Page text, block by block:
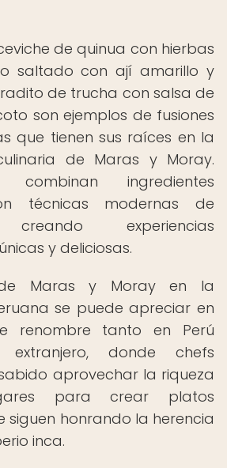
de quinua con hierbas
saltado con ají amarillo y
de trucha con salsa de
son ejemplos de fusiones
que tienen sus raíces en la
de Maras y Moray.
ingredientes
técnicas modernas de
creando experiencias
y deliciosas.
Maras y Moray en la
se puede apreciar en
renombre tanto en Perú
donde chefs
aprovechar la riqueza
para crear platos
siguen honrando la herencia
inca.